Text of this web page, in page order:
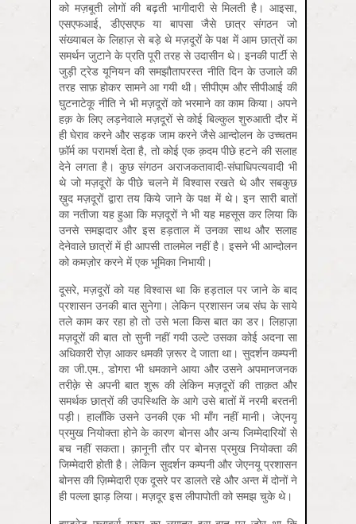
को मज़बूती लोगों की बढ़ती भागीदारी से मिलती है। आइसा,
एसएफआई, डीएसएफ या बापसा जैसे छात्र संगठन जो
संख्‍याबल के लिहाज़ से बड़े थे मज़दूरों के पक्ष में आम छात्रों का
समर्थन जुटाने के प्रति पूरी तरह से उदासीन थे। इनकी पार्टी से
जुड़ी ट्रेड यूनियन की समझौतापरस्त नीति दिन के उजाले की
तरह साफ़ होकर सामने आ गयी थी। सीपीएम और सीपीआई की
घुटनाटेकू नीति ने भी मज़दूरों को भरमाने का काम किया। अपने
हक़ के लिए लड़नेवाले मज़दूरों से कोई बिल्‍कुल शुरुआती दौर में
ही घेराव करने और सड़क जाम करने जैसे आन्‍दोलन के उच्‍चतम
फ़ॉर्म का परामर्श देता है, तो कोई एक क़दम पीछे हटने की सलाह
देने लगता है। कुछ संगठन अराजकतावादी-संघाधिपत्‍यवादी भी
थे जो मज़दूरों के पीछे चलने में विश्वास रखते थे और सबकुछ
ख़ुद मज़दूरों द्वारा तय किये जाने के पक्ष में थे। इन सारी बातों
का नतीजा यह हुआ कि मज़दूरों ने भी यह महसूस कर लिया कि
उनसे समझदार और इस हड़ताल में उनका साथ और सलाह
देनेवाले छात्रों में ही आपसी तालमेल नहीं है। इसने भी आन्‍दोलन
को कमज़ोर करने में एक भूमिका निभायी।
दूसरे, मज़दूरों को यह विश्वास था कि हड़ताल पर जाने के बाद
प्रशासन उनकी बात सुनेगा। लेकिन प्रशासन जब संघ के साये
तले काम कर रहा हो तो उसे भला किस बात का डर। लिहाज़ा
मज़दूरों की बात तो सुनी नहीं गयी उल्‍टे उसका कोई अदना सा
अधिकारी रोज़ आकर धमकी ज़रूर दे जाता था। सुदर्शन कम्पनी
का जी.एम., डोगरा भी धमकाने आया और उसने अपमानजनक
तरीक़े से अपनी बात शुरू की लेकिन मज़दूरों की ताक़त और
समर्थक छात्रों की उपस्थिति के आगे उसे बातों में नरमी बरतनी
पड़ी। हालाँकि उसने उनकी एक भी माँग नहीं मानी। जेएनयू
प्रमुख नियोक्‍ता होने के कारण बोनस और अन्‍य जिम्‍मेदारियों से
बच नहीं सकता। क़ानूनी तौर पर बोनस प्रमुख नियोक्‍ता की
जि़म्‍मेदारी होती है। लेकिन सुदर्शन कम्पनी और जेएनयू प्रशासन
बोनस की ज़ि‍म्‍मेदारी एक दूसरे पर डालते रहे और अन्‍त में दोनों ने
ही पल्‍ला झाड़ लिया। मज़दूर इस लीपापोती को समझ चुके थे।